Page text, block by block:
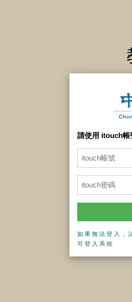
請使用 itouch帳
如果無法登入，
可登入系統